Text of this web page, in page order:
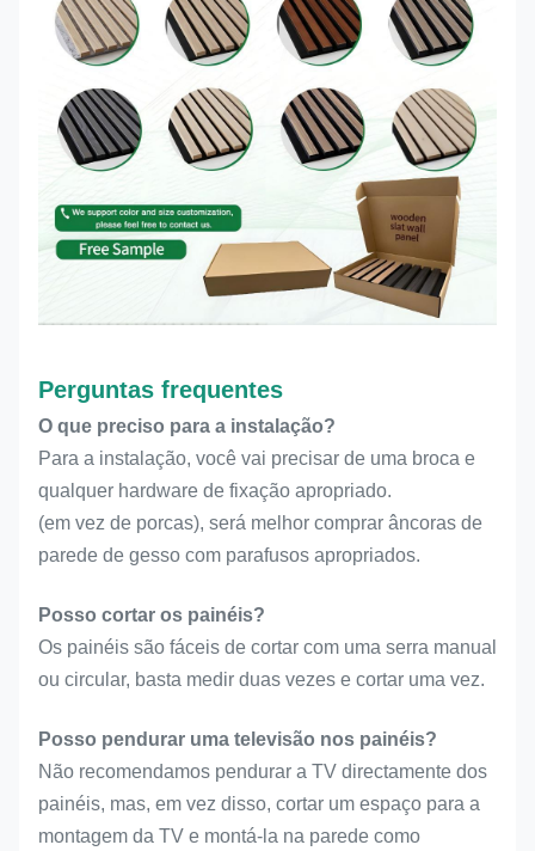
Perguntas frequentes
O que preciso para a instalação?
Para a instalação, você vai precisar de uma broca e
qualquer hardware de fixação apropriado.
(em vez de porcas), será melhor comprar âncoras de
parede de gesso com parafusos apropriados.
Posso cortar os painéis?
Os painéis são fáceis de cortar com uma serra manual
ou circular, basta medir duas vezes e cortar uma vez.
Posso pendurar uma televisão nos painéis?
Não recomendamos pendurar a TV directamente dos
painéis, mas, em vez disso, cortar um espaço para a
montagem da TV e montá-la na parede como